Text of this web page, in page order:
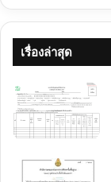
เรื่องล่าสุด